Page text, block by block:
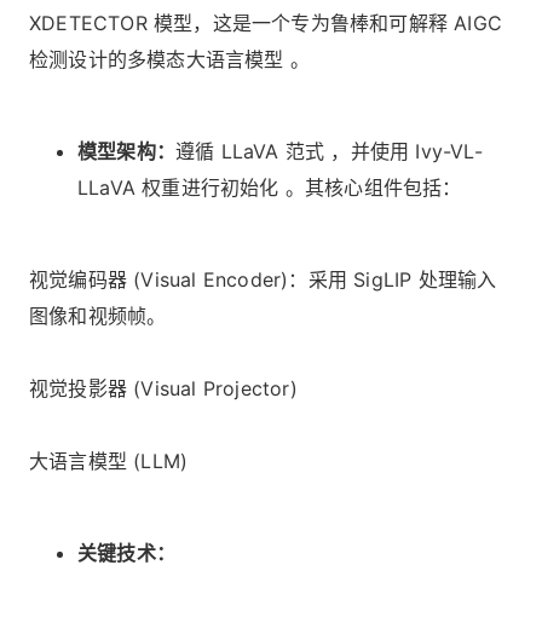
XDETECTOR 模型，这是一个专为鲁棒和可解释 AIGC
检测设计的多模态大语言模型 。
模型架构： 遵循 LLaVA 范式 ，并使用 Ivy-VL-
LLaVA 权重进行初始化 。其核心组件包括：
视觉编码器 (Visual Encoder)：采用 SigLIP 处理输入
图像和视频帧。
视觉投影器 (Visual Projector)
大语言模型 (LLM)
关键技术：